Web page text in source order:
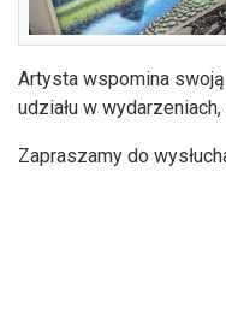
Artysta wspomina
udziału w
Zapraszamy do